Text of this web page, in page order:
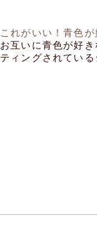
これがいい！青色
お互いに青色が好
ティングされてい